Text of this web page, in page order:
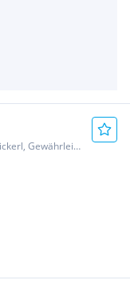
Hybrid Elektro/Benzin, Schaltgetriebe, gültiges Pickerl, Gewährleistung